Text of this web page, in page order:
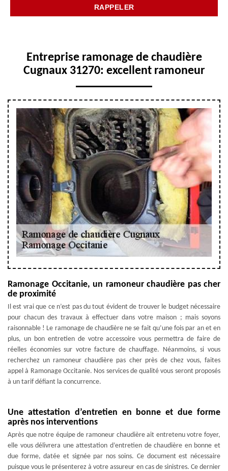
Entreprise ramonage de chaudière
Cugnaux 31270: excellent ramoneur
Ramonage Occitanie, un ramoneur chaudière pas cher
de proximité
Il est vrai que ce n’est pas du tout évident de trouver le budget nécessaire
pour chacun des travaux à effectuer dans votre maison ; mais soyons
raisonnable ! Le ramonage de chaudière ne se fait qu’une fois par an et en
plus, un bon entretien de votre accessoire vous permettra de faire de
réelles économies sur votre facture de chauffage. Néanmoins, si vous
recherchez un ramoneur chaudière pas cher près de chez vous, faites
appel à Ramonage Occitanie. Nos services de qualité vous seront proposés
à un tarif défiant la concurrence.
Une attestation d’entretien en bonne et due forme
après nos interventions
Après que notre équipe de ramoneur chaudière ait entretenu votre foyer,
elle vous délivrera une attestation d’entretien de chaudière en bonne et
due forme, datée et signée par nos soins. Ce document est nécessaire
puisque vous le présenterez à votre assureur en cas de sinistres. Ce dernier